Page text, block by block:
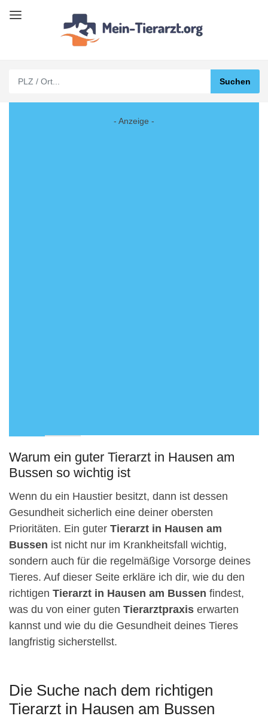
- Anzeige -
Warum ein guter Tierarzt in Hausen am
Bussen so wichtig ist
Wenn du ein Haustier besitzt, dann ist dessen
Gesundheit sicherlich eine deiner obersten
Prioritäten. Ein guter Tierarzt in Hausen am
Bussen ist nicht nur im Krankheitsfall wichtig,
sondern auch für die regelmäßige Vorsorge deines
Tieres. Auf dieser Seite erkläre ich dir, wie du den
richtigen Tierarzt in Hausen am Bussen findest,
was du von einer guten Tierarztpraxis erwarten
kannst und wie du die Gesundheit deines Tieres
langfristig sicherstellst.
Die Suche nach dem richtigen
Tierarzt in Hausen am Bussen